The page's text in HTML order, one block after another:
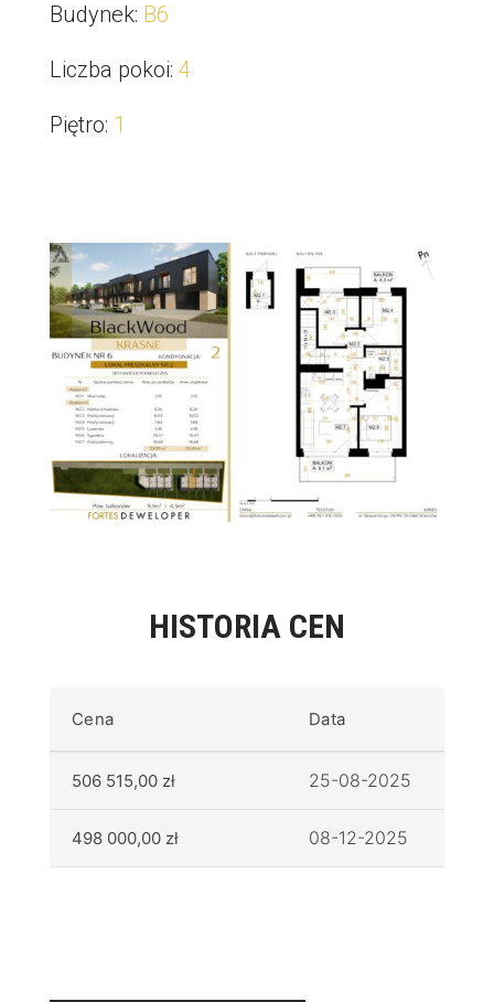
Budynek: B6
Liczba pokoi: 4
Piętro: 1
HISTORIA CEN
Cena Data
506 515,00 zł 25-08-2025
498 000,00 zł 08-12-2025